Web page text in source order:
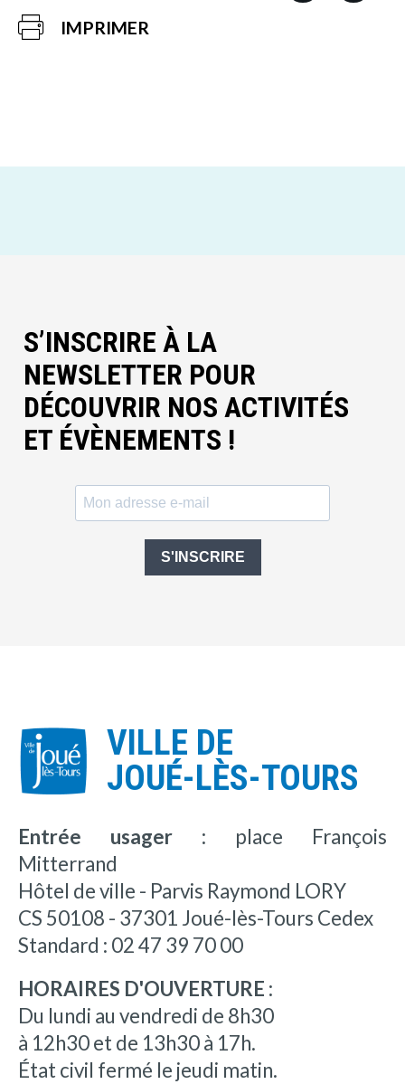
IMPRIMER
S’INSCRIRE À LA
NEWSLETTER POUR
DÉCOUVRIR NOS ACTIVITÉS
ET ÉVÈNEMENTS !
S'INSCRIRE
VILLE DE
JOUÉ-LÈS-TOURS
Entrée usager : place François
Mitterrand
Hôtel de ville - Parvis Raymond LORY
CS 50108 - 37301 Joué-lès-Tours Cedex
Standard : 02 47 39 70 00
HORAIRES D'OUVERTURE :
Du lundi au vendredi de 8h30
à 12h30 et de 13h30 à 17h.
État civil fermé le jeudi matin.